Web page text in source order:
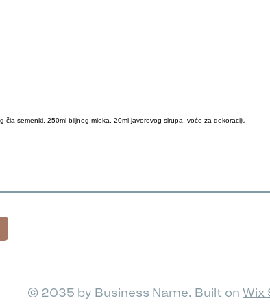
čia semenki, 250ml biljnog mleka, 20ml javorovog sirupa, voće za dekoraciju
© 2035 by Business Name. Built on Wix